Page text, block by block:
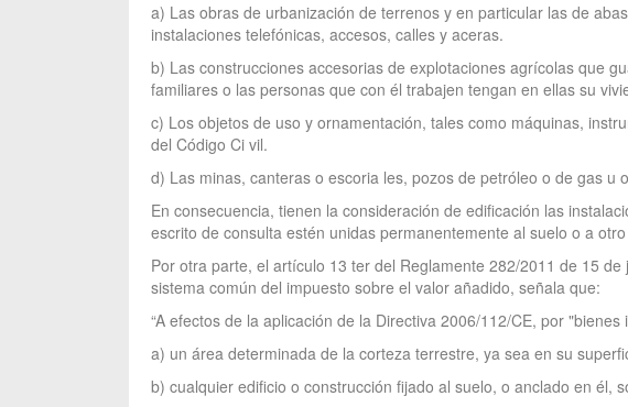
a) Las obras de urbanización de terrenos y en particular las de
instalaciones telefónicas, accesos, calles y aceras.
b) Las construcciones accesorias de explotaciones agrícolas que
familiares o las personas que con él trabajen tengan en ellas su
c) Los objetos de uso y ornamentación, tales como máquinas,
del Código Ci vil.
d) Las minas, canteras o escoria les, pozos de petróleo o de gas u
En consecuencia, tienen la consideración de edificación las
escrito de consulta estén unidas permanentemente al suelo o a
Por otra parte, el artículo 13 ter del Reglamente 282/2011 de 15
sistema común del impuesto sobre el valor añadido, señala que:
“A efectos de la aplicación de la Directiva 2006/112/CE, por
a) un área determinada de la corteza terrestre, ya sea en su
b) cualquier edificio o construcción fijado al suelo, o anclado en él,